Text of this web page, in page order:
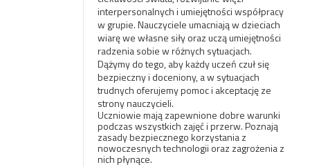
interpersonalnych i umiejętności współpracy
w grupie. Nauczyciele umacniają w dzieciach
wiarę we własne siły oraz uczą umiejętności
radzenia sobie w różnych sytuacjach.
Dążymy do tego, aby każdy uczeń czuł się
bezpieczny i doceniony, a w sytuacjach
trudnych oferujemy pomoc i akceptację ze
strony nauczycieli.
Uczniowie mają zapewnione dobre warunki
podczas wszystkich zajęć i przerw. Poznają
zasady bezpiecznego korzystania z
nowoczesnych technologii oraz zagrożenia z
nich płynące.